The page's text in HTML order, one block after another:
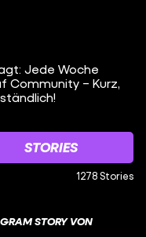
Jede Woche
Community – Kurz,
STORIES
1278 Stories
STORY VON